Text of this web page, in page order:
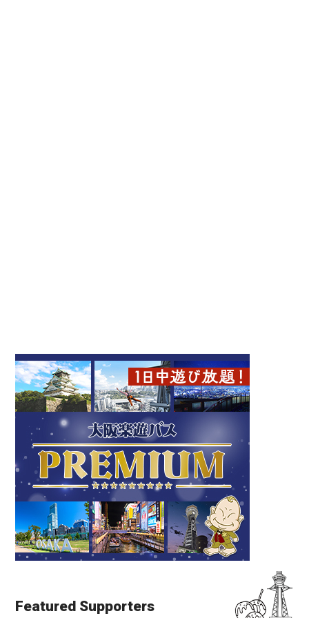
Featured Supporters